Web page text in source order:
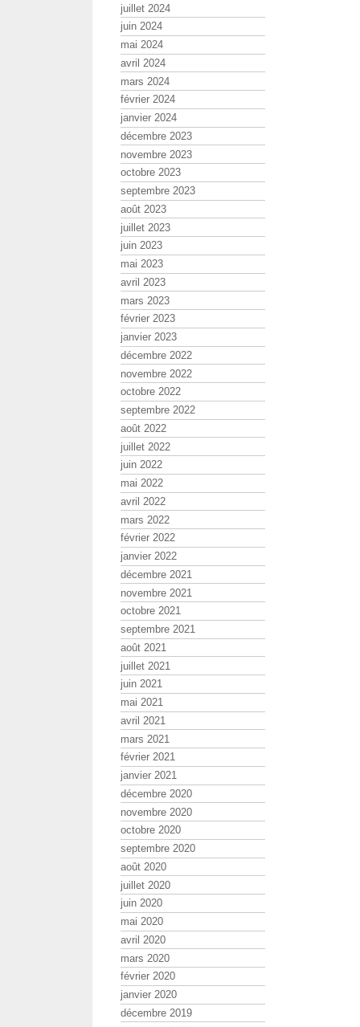
juillet 2024
juin 2024
mai 2024
avril 2024
mars 2024
février 2024
janvier 2024
décembre 2023
novembre 2023
octobre 2023
septembre 2023
août 2023
juillet 2023
juin 2023
mai 2023
avril 2023
mars 2023
février 2023
janvier 2023
décembre 2022
novembre 2022
octobre 2022
septembre 2022
août 2022
juillet 2022
juin 2022
mai 2022
avril 2022
mars 2022
février 2022
janvier 2022
décembre 2021
novembre 2021
octobre 2021
septembre 2021
août 2021
juillet 2021
juin 2021
mai 2021
avril 2021
mars 2021
février 2021
janvier 2021
décembre 2020
novembre 2020
octobre 2020
septembre 2020
août 2020
juillet 2020
juin 2020
mai 2020
avril 2020
mars 2020
février 2020
janvier 2020
décembre 2019